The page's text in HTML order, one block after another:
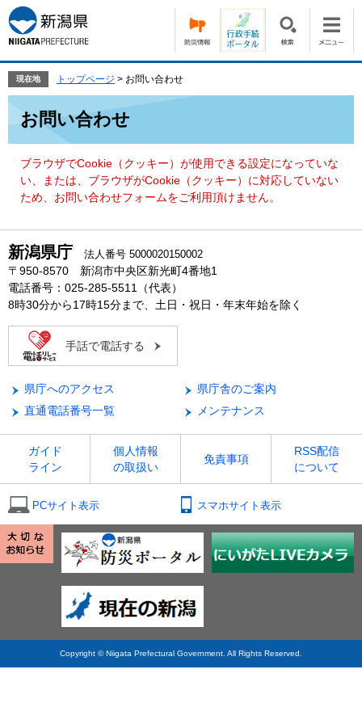
ー
ジ
の
頭
す。
ニ
ュ
ー
飛
て
現在地 トップページ > お問い合わせ
お問い合わせ
ブラウザでCookie（クッキー）が使用できる設定になっていな
い、または、ブラウザがCookie（クッキー）に対応していない
ため、お問い合わせフォームをご利用頂けません。
新潟県庁 法人番号 5000020150002
〒950-8570 新潟市中央区新光町4番地1
電話番号：025-285-5511（代表）
8時30分から17時15分まで、土日・祝日・年末年始を除く
手話で電話する
県庁へのアクセス
県庁舎のご案内
直通電話番号一覧
メンテナンス
ガイド
ライン
個人情報
の取扱い
免責事項
RSS配信
について
PCサイト表示 スマホサイト表示
Copyright © Niigata Prefectural Government. All Rights Reserved.